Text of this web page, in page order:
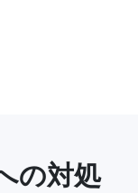
の対処